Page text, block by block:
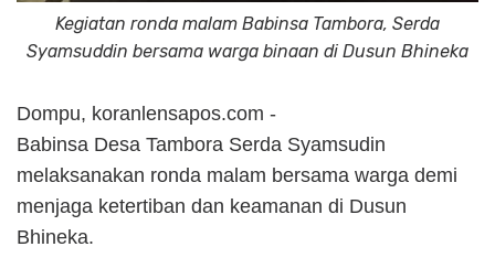
Kegiatan ronda malam Babinsa Tambora, Serda
Syamsuddin bersama warga binaan di Dusun Bhineka
Dompu, koranlensapos.com -
Babinsa Desa Tambora Serda Syamsudin
melaksanakan ronda malam bersama warga demi
menjaga ketertiban dan keamanan di Dusun
Bhineka.